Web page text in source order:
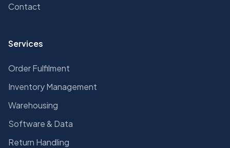
Contact
Services
Order Fulfilment
Inventory Management
Warehousing
Software & Data
Return Handling